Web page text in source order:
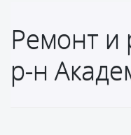
Ремонт и
р-н